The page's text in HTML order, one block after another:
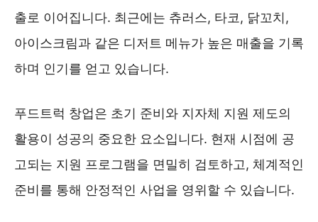
출로 이어집니다. 최근에는 츄러스, 타코, 닭꼬치,
아이스크림과 같은 디저트 메뉴가 높은 매출을 기록
하며 인기를 얻고 있습니다.
푸드트럭 창업은 초기 준비와 지자체 지원 제도의
활용이 성공의 중요한 요소입니다. 현재 시점에 공
고되는 지원 프로그램을 면밀히 검토하고, 체계적인
준비를 통해 안정적인 사업을 영위할 수 있습니다.